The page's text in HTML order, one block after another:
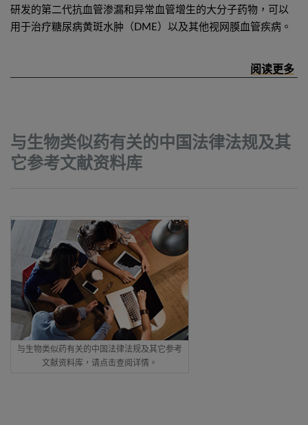
研发的第二代抗血管渗漏和异常血管增生的大分子药物，可以
用于治疗糖尿病黄斑水肿（DME）以及其他视网膜血管疾病。
与生物类似药有关的中国法律法规及其
它参考文献资料库
与生物类似药有关的中国法律法规及其它参考
文献资料库，请点击查阅详情。